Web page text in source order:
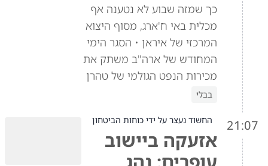
כך שמזה שבוע לא נטענה אף
מכלית באי ח'ארג, מסוף היצוא
המרכזי של איראן • הסגר הימי
המחודש של ארה"ב משתק את
מכירות הנפט הגולמי של טהרן
בבלי
21:07 החשוד נעצר על ידי כוחות הביטחון
אזעקה ביישוב